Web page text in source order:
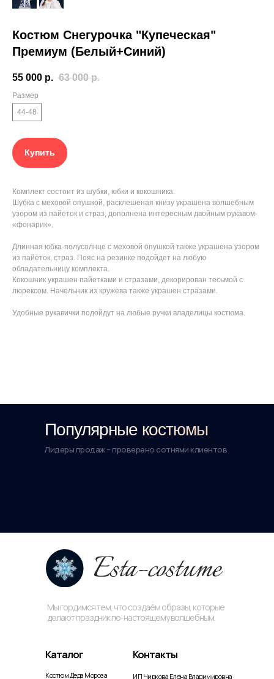
Костюм Снегурочка "Купеческая"
Премиум (Белый+Синий)
55 000 р. 63 000 р.
Размер
44-48
Купить
Комплект состоит из шубки, юбки и кокошника.
Шубка с меховой опушкой, расклешеная книзу украшена волшебным
узором из пайеток и страз, дополнена интересным двойным рукавом-
«фонарик».
Длинная юбка-полусолнце с меховой опушкой также украшена узором
из пайеток, страз. Пояс на резинке подойдет на любую
обладательницу комплекта.
Кокошник украшен пайетками и стразами, декорирован тесьмой с
люрексом. Начельник из кружева также украшен стразами.
Удобные рукавички подойдут на любые ручки владелицы костюма.
Популярные костюмы
Лидеры продаж – проверено сотнями клиентов
Мы гордимся тем, что создаём образы, которые
делают праздник по-настоящему волшебным.
ИП Чиркова Елена Владимировна
Костюм Деда Мороза
Контакты
Каталог